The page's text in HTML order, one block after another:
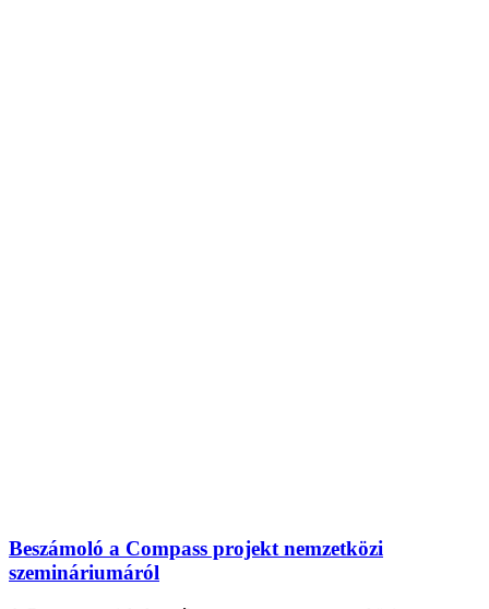
Beszámoló a Compass projekt nemzetközi
szemináriumáról